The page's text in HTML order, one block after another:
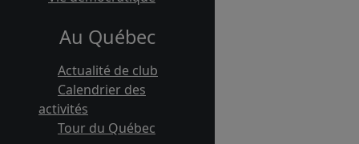
Au Québec
Actualité de club
Calendrier des
activités
Tour du Québec